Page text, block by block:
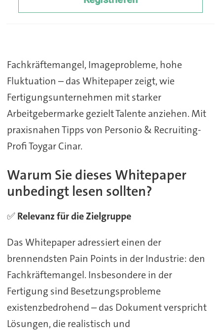
Fachkräftemangel, Imageprobleme, hohe
Fluktuation – das Whitepaper zeigt, wie
Fertigungsunternehmen mit starker
Arbeitgebermarke gezielt Talente anziehen. Mit
praxisnahen Tipps von Personio & Recruiting-
Profi Toygar Cinar.
Warum Sie dieses Whitepaper
unbedingt lesen sollten?
✅Relevanz für die Zielgruppe
Das Whitepaper adressiert einen der
brennendsten Pain Points in der Industrie: den
Fachkräftemangel. Insbesondere in der
Fertigung sind Besetzungsprobleme
existenzbedrohend – das Dokument verspricht
Lösungen, die realistisch und